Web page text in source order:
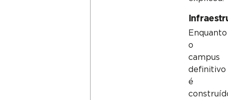
Enquanto
o
campus
definitivo
é